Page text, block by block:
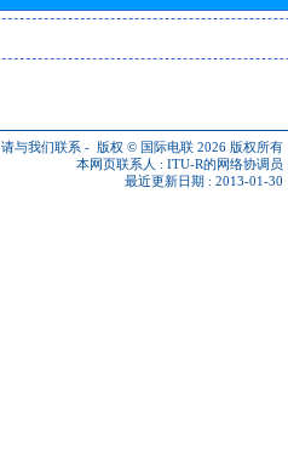
请与我们联系 - 版权 © 国际电联 2026 版权所有
本网页联系人 : ITU-R的网络协调员
最近更新日期 : 2013-01-30